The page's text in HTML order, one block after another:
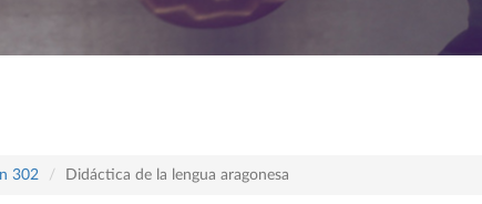
302 Didáctica de la lengua aragonesa